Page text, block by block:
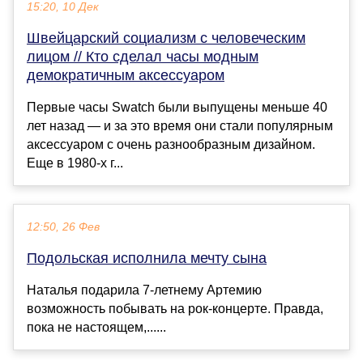
15:20, 10 Дек
Швейцарский социализм с человеческим
лицом // Кто сделал часы модным
демократичным аксессуаром
Первые часы Swatch были выпущены меньше 40
лет назад — и за это время они стали популярным
аксессуаром с очень разнообразным дизайном.
Еще в 1980-х г...
12:50, 26 Фев
Подольская исполнила мечту сына
Наталья подарила 7-летнему Артемию
возможность побывать на рок-концерте. Правда,
пока не настоящем,......